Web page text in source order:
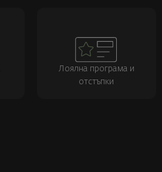
Лоялна програма и
отстъпки